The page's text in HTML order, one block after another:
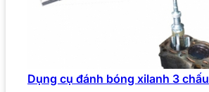
Dụng cụ đánh bóng xilanh 3 chấu